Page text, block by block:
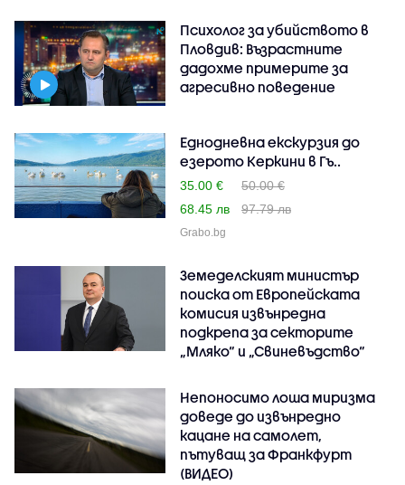
Психолог за убийството в
Пловдив: Възрастните
дадохме примерите за
агресивно поведение
Еднодневна екскурзия до
езерото Керкини в Гъ..
35.00 €
50.00 €
68.45 лв
97.79 лв
Grabo.bg
Земеделският министър
поиска от Европейската
комисия извънредна
подкрепа за секторите
„Мляко“ и „Свиневъдство“
Непоносимо лоша миризма
доведе до извънредно
кацане на самолет,
пътуващ за Франкфурт
(ВИДЕО)